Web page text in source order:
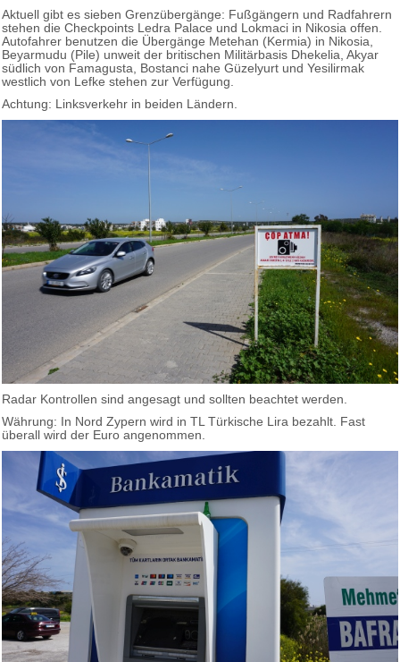
Aktuell gibt es sieben Grenzübergänge: Fußgängern und Radfahrern
stehen die Checkpoints Ledra Palace und Lokmaci in Nikosia offen.
Autofahrer benutzen die Übergänge Metehan (Kermia) in Nikosia,
Beyarmudu (Pile) unweit der britischen Militärbasis Dhekelia, Akyar
südlich von Famagusta, Bostanci nahe Güzelyurt und Yesilirmak
westlich von Lefke stehen zur Verfügung.
Achtung: Linksverkehr in beiden Ländern.
Radar Kontrollen sind angesagt und sollten beachtet werden.
Währung: In Nord Zypern wird in TL Türkische Lira bezahlt. Fast
überall wird der Euro angenommen.